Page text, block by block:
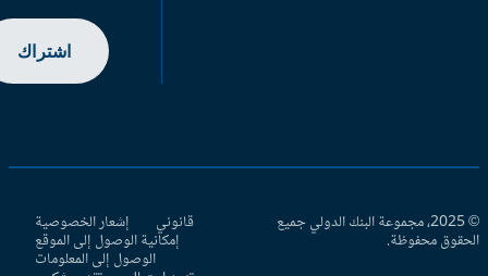
اشتراك
© 2025، مجموعة البنك الدولي جميع
محفوظة.
قانوني إشعار الخصوصية
إمكانية الوصول إلى الموقع
الوصول إلى المعلومات